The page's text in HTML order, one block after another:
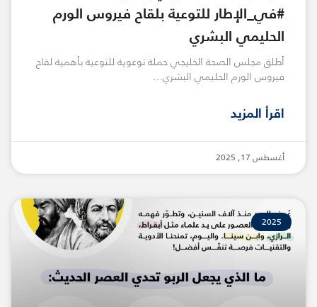
#في_الإطار للتوعية بلقاح فيروس الورم
الحليمي البشري
أطلق مجلس الصحة الخليجي حملة توعوية للتوعية بأهمية لقاح
فيروس الورم الحليمي البشري…
اقرأ المزيد
أغسطس 17, 2025
2025